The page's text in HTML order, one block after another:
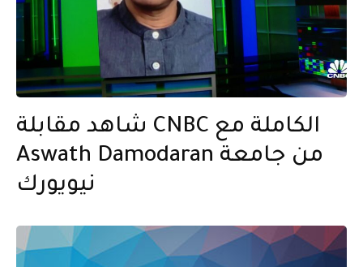
شاهد مقابلة CNBC الكاملة مع
Aswath Damodaran من جامعة
نيويورك